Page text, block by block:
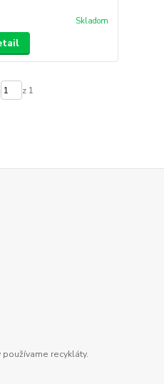
Skladom
z 1
recykláty.